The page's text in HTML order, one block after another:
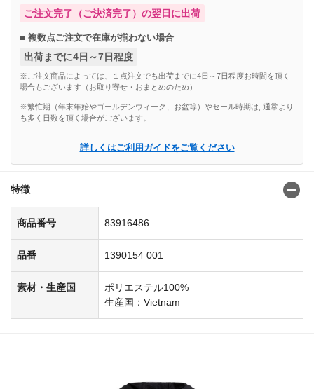
ご注文完了（ご決済完了）の翌日に出荷
■ 複数点ご注文で在庫が揃わない場合
出荷までに4日～7日程度
※ご注文商品によっては、１点注文でも出荷までに4日～7日程度お時間を頂く
場合もございます（お取り寄せ・おまとめのため）
※繁忙期（年末年始やゴールデンウィーク、お盆等）やセール時期は, 通常より
も多く日数を頂く場合がございます。
詳しくはご利用ガイドをご覧ください
特徴
商品番号 83916486
品番 1390154 001
素材・生産国
ポリエステル100%
生産国：Vietnam